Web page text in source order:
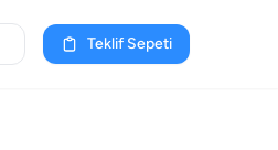
Teklif Sepeti